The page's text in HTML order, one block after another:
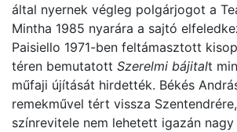
által nyernek végleg polgárjogot a
Mintha 1985 nyarára a sajtó
Paisiello 1971-ben feltámasztott
téren bemutatott Szerelmi bájitalt
műfaji újítását hirdették. Békés
remekművel tért vissza
színrevitele nem lehetett igazán nagy